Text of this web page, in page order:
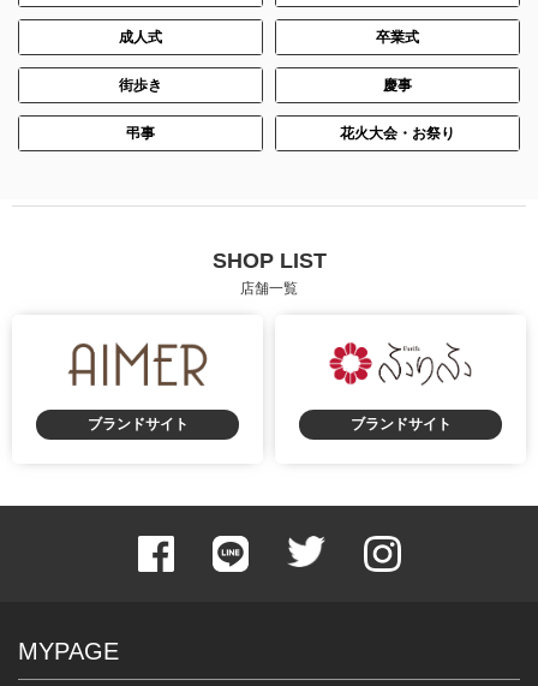
成人式 卒業式
街歩き 慶事
弔事 花火大会・お祭り
SHOP LIST
店舗一覧
ブランドサイト ブランドサイト
MYPAGE